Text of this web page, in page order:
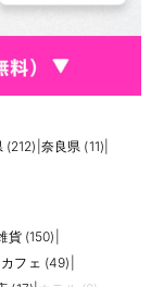
(212) 奈良県 (11)
貨 (150)
カフェ (49)